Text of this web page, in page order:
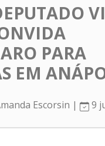
PARA
EM
Escorsin | 9